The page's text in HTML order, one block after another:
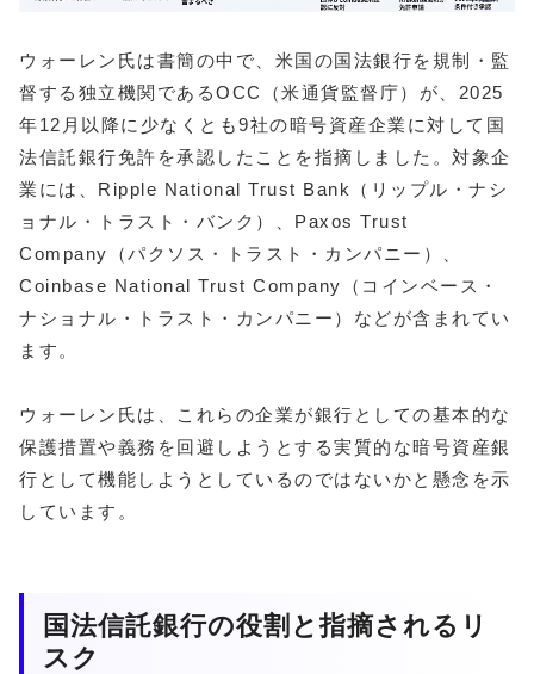
ウォーレン氏は書簡の中で、米国の国法銀行を規制・監
督する独立機関であるOCC（米通貨監督庁）が、2025
年12月以降に少なくとも9社の暗号資産企業に対して国
法信託銀行免許を承認したことを指摘しました。対象企
業には、Ripple National Trust Bank（リップル・ナシ
ョナル・トラスト・バンク）、Paxos Trust
Company（パクソス・トラスト・カンパニー）、
Coinbase National Trust Company（コインベース・
ナショナル・トラスト・カンパニー）などが含まれてい
ます。
ウォーレン氏は、これらの企業が銀行としての基本的な
保護措置や義務を回避しようとする実質的な暗号資産銀
行として機能しようとしているのではないかと懸念を示
しています。
国法信託銀行の役割と指摘されるリ
スク